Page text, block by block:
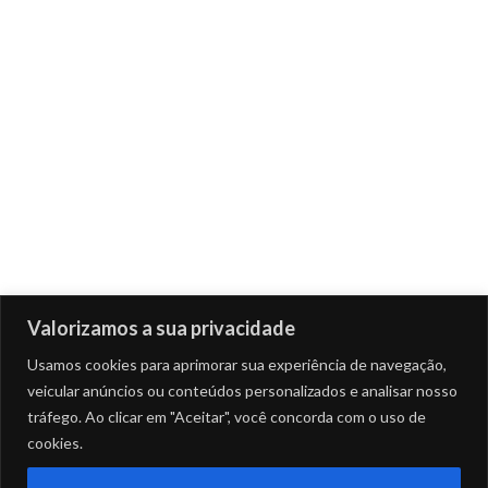
Valorizamos a sua privacidade
Usamos cookies para aprimorar sua experiência de navegação,
veicular anúncios ou conteúdos personalizados e analisar nosso
tráfego. Ao clicar em "Aceitar", você concorda com o uso de
cookies.